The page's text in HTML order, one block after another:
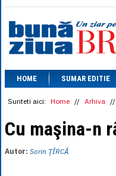
HOME SUMAR EDITIE
Sunteti aici: Home // Arhiva //
Cu maşina-n
Autor: Sorin ŢÎRCĂ